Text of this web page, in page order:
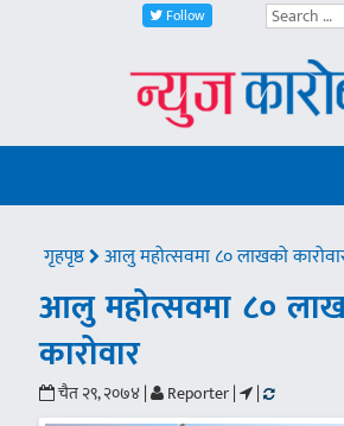
Follow
गृहपृष्ठ आलु महोत्सवमा ८० लाखको
आलु महोत्सवमा ८०
कारोवार
चैत २९, २०७४ | Reporter | |